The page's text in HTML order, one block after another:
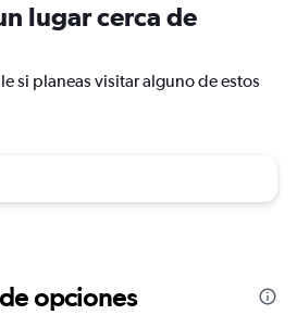
lugar cerca de
si planeas visitar alguno de estos
opciones